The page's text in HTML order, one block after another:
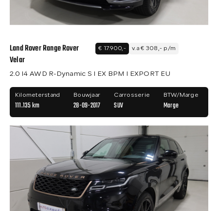
Land Rover Range Rover
Velar
€ 17.900,- v.a € 308,- p/m
2.0 I4 AWD R-Dynamic S I EX BPM I EXPORT EU
Kilometerstand
111.135 km
Bouwjaar
28-09-2017
Carrosserie
SUV
BTW/Marge
Marge